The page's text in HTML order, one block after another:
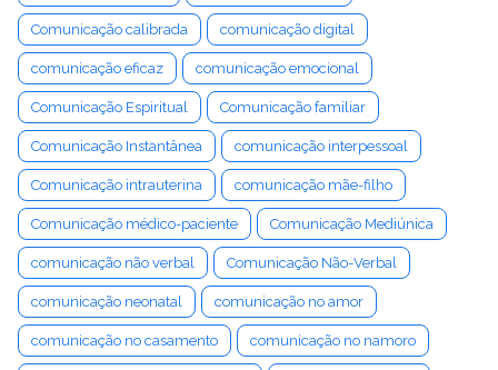
Comunicação calibrada comunicação digital
comunicação eficaz comunicação emocional
Comunicação Espiritual Comunicação familiar
Comunicação Instantânea comunicação interpessoal
Comunicação intrauterina comunicação mãe-filho
Comunicação médico-paciente Comunicação Mediúnica
comunicação não verbal Comunicação Não-Verbal
comunicação neonatal comunicação no amor
comunicação no casamento comunicação no namoro